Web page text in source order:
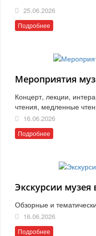
25.06.2026
Подробнее
Мероприятия
Концерт, лекции,
чтения, медленные
16.06.2026
Подробнее
Экскурсии музея
Обзорные и
16.06.2026
Подробнее